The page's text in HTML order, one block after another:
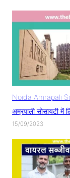
Noida Amrapali
अम्रपाली सोसायटी में
15/09/2023